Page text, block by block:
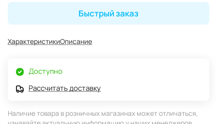
Быстрый заказ
ХарактеристикиОписание
Доступно
Рассчитать доставку
Наличие товара в розничных магазинах может отличаться,